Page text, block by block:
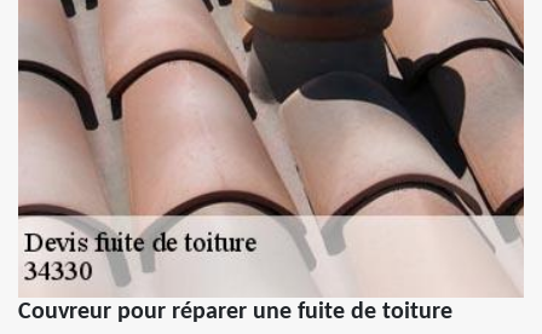
Couvreur pour réparer une fuite de toiture